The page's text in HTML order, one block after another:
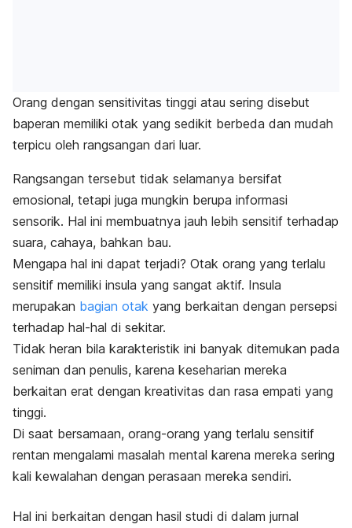
Orang dengan sensitivitas tinggi atau sering disebut
baperan memiliki otak yang sedikit berbeda dan mudah
terpicu oleh rangsangan dari luar.
Rangsangan tersebut tidak selamanya bersifat
emosional, tetapi juga mungkin berupa informasi
sensorik. Hal ini membuatnya jauh lebih sensitif terhadap
suara, cahaya, bahkan bau.
Mengapa hal ini dapat terjadi? Otak orang yang terlalu
sensitif memiliki insula yang sangat aktif. Insula
merupakan bagian otak yang berkaitan dengan persepsi
terhadap hal-hal di sekitar.
Tidak heran bila karakteristik ini banyak ditemukan pada
seniman dan penulis, karena keseharian mereka
berkaitan erat dengan kreativitas dan rasa empati yang
tinggi.
Di saat bersamaan, orang-orang yang terlalu sensitif
rentan mengalami masalah mental karena mereka sering
kali kewalahan dengan perasaan mereka sendiri.
Hal ini berkaitan dengan hasil studi di dalam jurnal